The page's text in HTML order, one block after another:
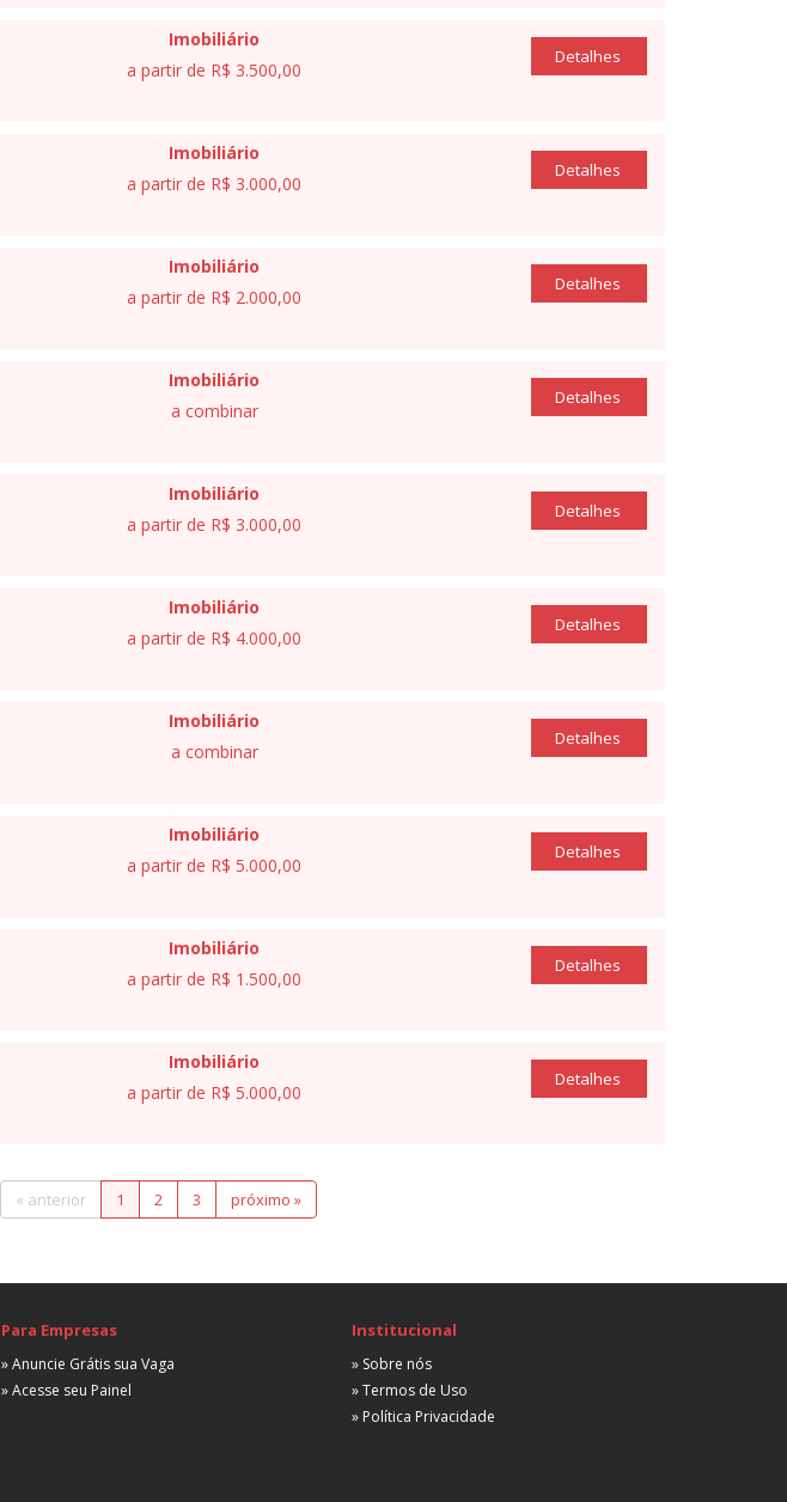
Imobiliário
a partir de R$ 3.500,00
Detalhes
Imobiliário
a partir de R$ 3.000,00
Detalhes
Imobiliário
a partir de R$ 2.000,00
Detalhes
Imobiliário
a combinar
Detalhes
Imobiliário
a partir de R$ 3.000,00
Detalhes
Imobiliário
a partir de R$ 4.000,00
Detalhes
Imobiliário
a combinar
Detalhes
Imobiliário
a partir de R$ 5.000,00
Detalhes
Imobiliário
a partir de R$ 1.500,00
Detalhes
Imobiliário
a partir de R$ 5.000,00
Detalhes
« anterior 1 2 3 próximo »
Para Empresas
» Anuncie Grátis sua Vaga
» Acesse seu Painel
Institucional
» Sobre nós
» Termos de Uso
» Política Privacidade